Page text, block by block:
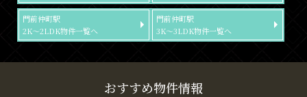
門前仲町駅
2K～2LDK物件一覧へ
門前仲町駅
3K～3LDK物件一覧へ
おすすめ物件情報